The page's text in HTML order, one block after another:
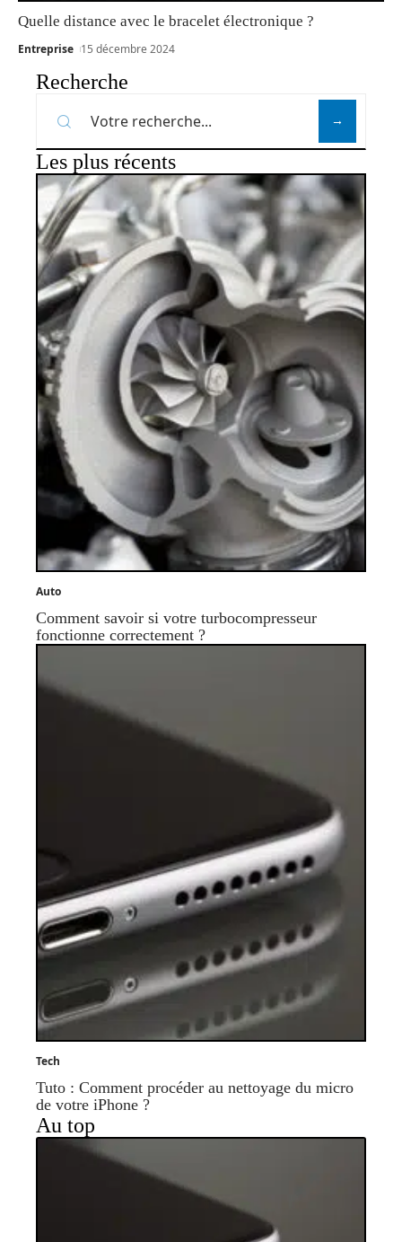
Quelle distance avec le bracelet électronique ?
Entreprise 15 décembre 2024
Recherche
Les plus récents
Auto
Comment savoir si votre turbocompresseur
fonctionne correctement ?
Tech
Tuto : Comment procéder au nettoyage du micro
de votre iPhone ?
Au top